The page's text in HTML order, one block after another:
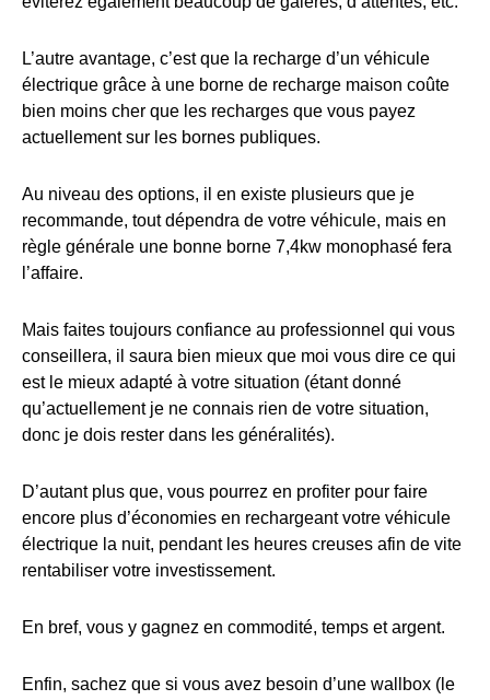
L’autre avantage, c’est que la recharge d’un véhicule
électrique grâce à une borne de recharge maison coûte
bien moins cher que les recharges que vous payez
actuellement sur les bornes publiques.
Au niveau des options, il en existe plusieurs que je
recommande, tout dépendra de votre véhicule, mais en
règle générale une bonne borne 7,4kw monophasé fera
l’affaire.
Mais faites toujours confiance au professionnel qui vous
conseillera, il saura bien mieux que moi vous dire ce qui
est le mieux adapté à votre situation (étant donné
qu’actuellement je ne connais rien de votre situation,
donc je dois rester dans les généralités).
D’autant plus que, vous pourrez en profiter pour faire
encore plus d’économies en rechargeant votre véhicule
électrique la nuit, pendant les heures creuses afin de vite
rentabiliser votre investissement.
En bref, vous y gagnez en commodité, temps et argent.
Enfin, sachez que si vous avez besoin d’une wallbox (le